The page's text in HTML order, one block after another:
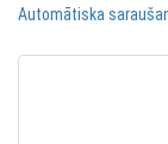
Automātiska